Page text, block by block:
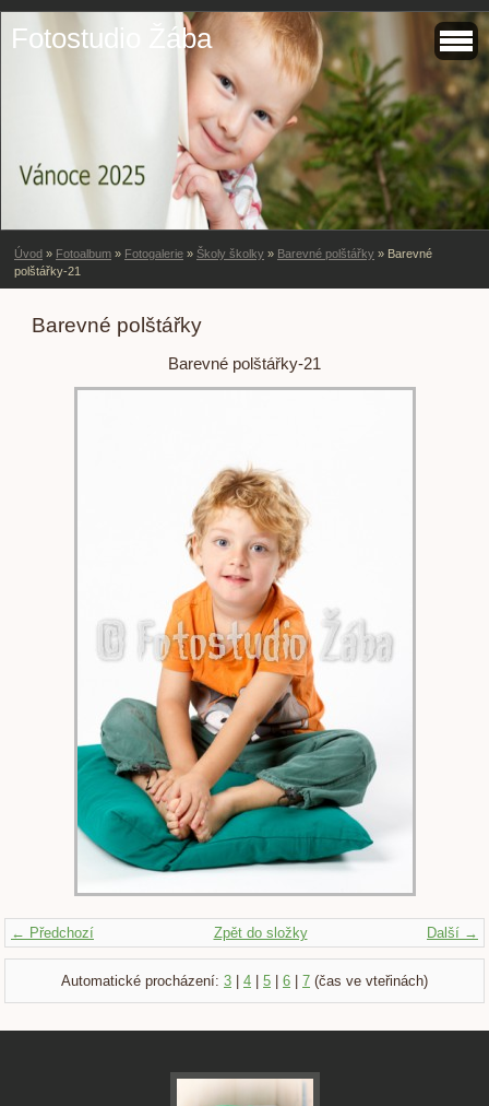
Fotostudio Žába
Úvod » Fotoalbum » Fotogalerie » Školy školky » Barevné polštářky » Barevné
polštářky-21
Barevné polštářky
Barevné polštářky-21
← Předchozí Další →
Zpět do složky
Automatické procházení: 3 4 5 6 7 (čas ve vteřinách)